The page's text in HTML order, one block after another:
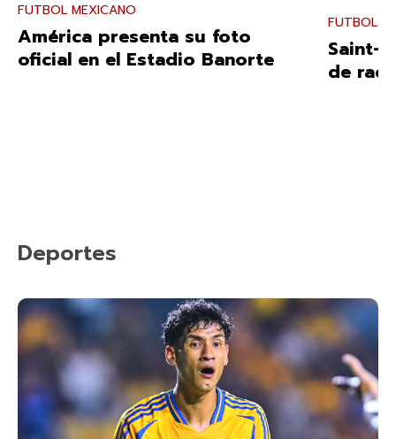
FUTBOL MEXICANO
América presenta su foto
oficial en el Estadio Banorte
FUTBOL
Saint-
de
Deportes